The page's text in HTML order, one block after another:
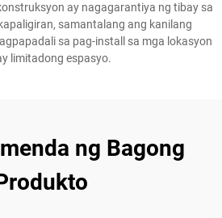
ay nagagarantiya ng tibay sa
samantalang ang kanilang
sa pag-install sa mga lokasyon
limitadong espasyo.
ng Bagong